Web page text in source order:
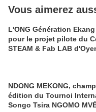
Vous aimerez
L'ONG Génération
pour le projet pilote du
STEAM & Fab LAB
NDONG MEKONG,
édition du Tournoi
Songo Tsira NGOMO